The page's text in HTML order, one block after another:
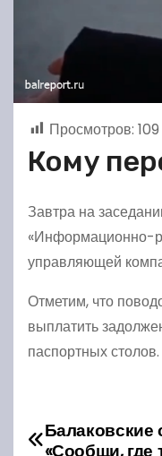
Просмотров: 109
Кому
Завтра на
«Информационно-
управляющей
Отметим, что
выплатить
паспортных столов.
НБалаковские
«Сообщи, где